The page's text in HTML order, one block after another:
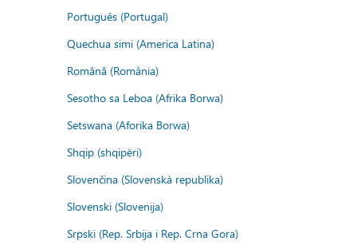
Português (Portugal)
Quechua simi (America Latina)
Română (România)
Sesotho sa Leboa (Afrika Borwa)
Setswana (Aforika Borwa)
Shqip (shqipëri)
Slovenčina (Slovenská republika)
Slovenski (Slovenija)
Srpski (Rep. Srbija i Rep. Crna Gora)